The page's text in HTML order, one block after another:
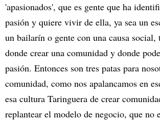
'apasionados', que es gente que ha
pasión y quiere vivir de ella, ya sea un
un bailarín o gente con una causa social,
donde crear una comunidad y donde
pasión. Entonces son tres patas para
comunidad, como nos apalancamos en
esa cultura Taringuera de crear
replantear el modelo de negocio, que no